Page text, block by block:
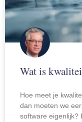
Wat is
Hoe meet je
dan moeten we
software eigenlijk?